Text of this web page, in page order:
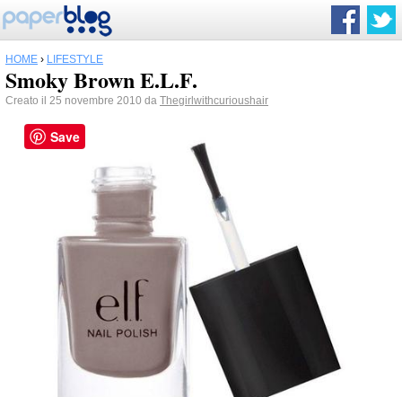
HOME › LIFESTYLE
Smoky Brown E.L.F.
Creato il 25 novembre 2010 da Thegirlwithcurioushair
Save